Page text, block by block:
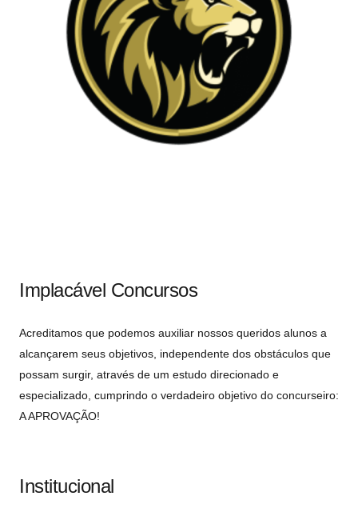
Implacável Concursos
Acreditamos que podemos auxiliar nossos queridos alunos a
alcançarem seus objetivos, independente dos obstáculos que
possam surgir, através de um estudo direcionado e
especializado, cumprindo o verdadeiro objetivo do concurseiro:
A APROVAÇÃO!
Institucional